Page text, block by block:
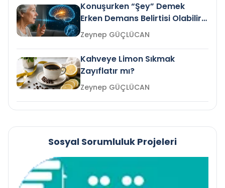
Konuşurken “Şey” Demek
Erken Demans Belirtisi Olabilir
mi?
Zeynep GÜÇLÜCAN
Kahveye Limon Sıkmak
Zayıflatır mı?
Zeynep GÜÇLÜCAN
Sosyal Sorumluluk Projeleri